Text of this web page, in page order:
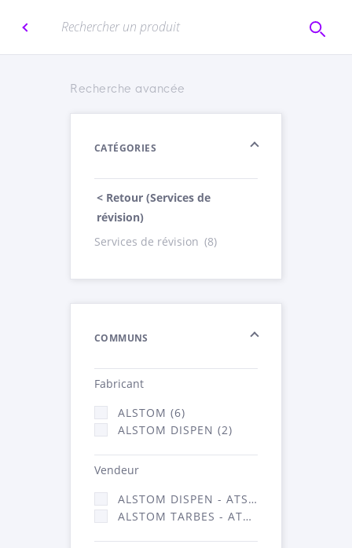
Recherche avancée
CATÉGORIES
< Retour (Services de
révision)
Services de révision (8)
COMMUNS
Fabricant
ALSTOM (6)
ALSTOM DISPEN (2)
Vendeur
ALSTOM DISPEN - ATSA (2)
ALSTOM TARBES - ATSA (6)